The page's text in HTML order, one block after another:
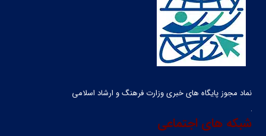
نماد مجوز پایگاه های خبری وزارت فرهنگ و ارشاد اسلامی
شبکه های اجتماعی